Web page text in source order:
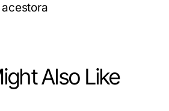
Also Like